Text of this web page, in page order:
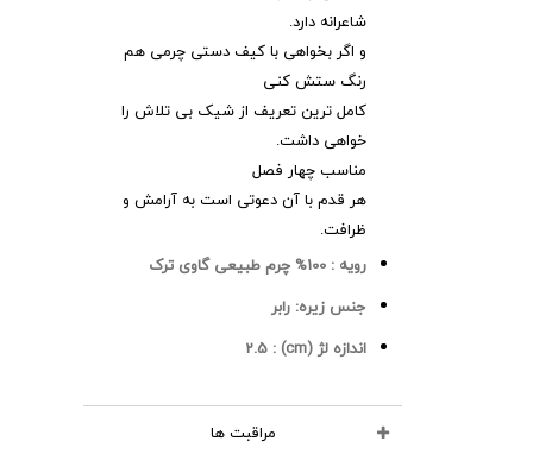
شاعرانه دارد.
و اگر بخواهی با کیف دستی چرمی هم
رنگ ستش کنی
کامل ترین تعریف از شیک بی تلاش را
خواهی داشت.
مناسب چهار فصل
هر قدم با آن دعوتی است به آرامش و
ظرافت.
رویه : 100% چرم طبیعی گاوی ترک
جنس زیره: رابر
اندازه لژ (cm) :
2.5
مراقبت ها